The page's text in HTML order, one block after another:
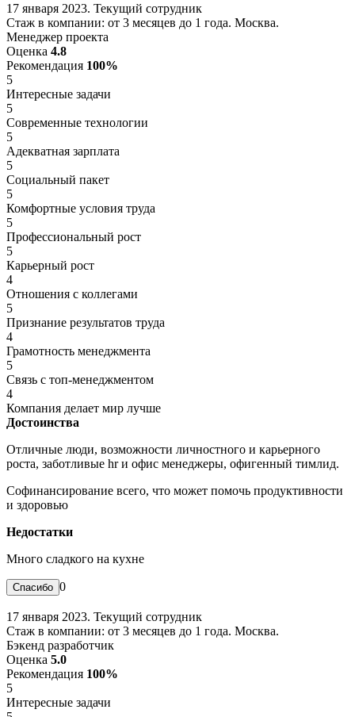
17 января 2023. Текущий сотрудник
Стаж в компании: от 3 месяцев до 1 года. Москва.
Менеджер проекта
Оценка 4.8
Рекомендация 100%
5
Интересные задачи
5
Современные технологии
5
Адекватная зарплата
5
Социальный пакет
5
Комфортные условия труда
5
Профессиональный рост
5
Карьерный рост
4
Отношения с коллегами
5
Признание результатов труда
4
Грамотность менеджмента
5
Связь с топ-менеджментом
4
Компания делает мир лучше
Достоинства
Отличные люди, возможности личностного и карьерного
роста, заботливые hr и офис менеджеры, офигенный тимлид.
Софинансирование всего, что может помочь продуктивности
и здоровью
Недостатки
Много сладкого на кухне
0
17 января 2023. Текущий сотрудник
Стаж в компании: от 3 месяцев до 1 года. Москва.
Бэкенд разработчик
Оценка 5.0
Рекомендация 100%
5
Интересные задачи